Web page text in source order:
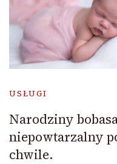
USŁUGI
Narodziny
niepowtarzalny
chwile.